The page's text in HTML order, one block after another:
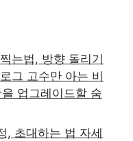
는법, 방향 돌리기
그 고수만 아는 비
업그레이드할 숨
, 초대하는 법 자세